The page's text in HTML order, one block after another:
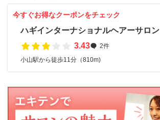
今すぐお得なクーポンをチェック
ハギインターナショナルヘアーサロン
3.43
2件
小山駅から徒歩11分（810m)